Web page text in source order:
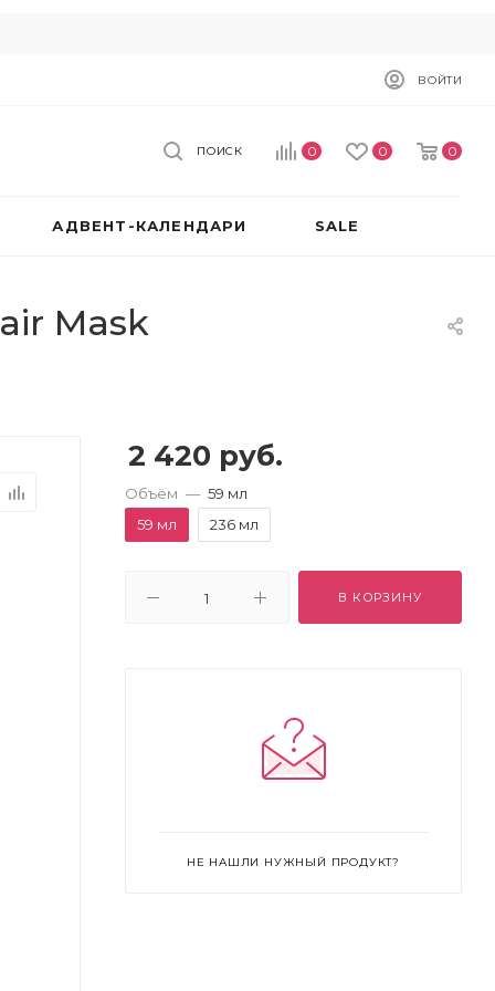
ВОЙТИ
0 0 0
ПОИСК
АДВЕНТ-КАЛЕНДАРИ SALE
Mask
2 420 руб.
Объём — 59 мл
59 мл
236 мл
В КОРЗИНУ
НЕ НАШЛИ НУЖНЫЙ ПРОДУКТ?